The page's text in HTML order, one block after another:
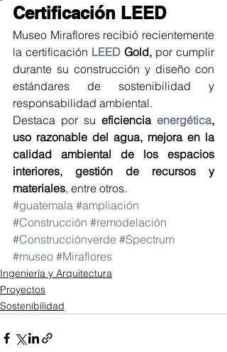
Certificación LEED
Museo Miraflores recibió recientemente
la certificación LEED Gold, por cumplir
durante su construcción y diseño con
estándares de sostenibilidad y
responsabilidad ambiental.
Destaca por su eficiencia energética,
uso razonable del agua, mejora en la
calidad ambiental de los espacios
interiores, gestión de recursos y
materiales, entre otros.
#guatemala #ampliación
#Construcción #remodelación
#Construcciónverde #Spectrum
#museo #Miraflores
Ingeniería y Arquitectura
Proyectos
Sostenibilidad